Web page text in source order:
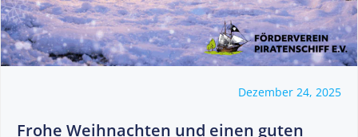
Dezember 24, 2025
Frohe Weihnachten und einen guten